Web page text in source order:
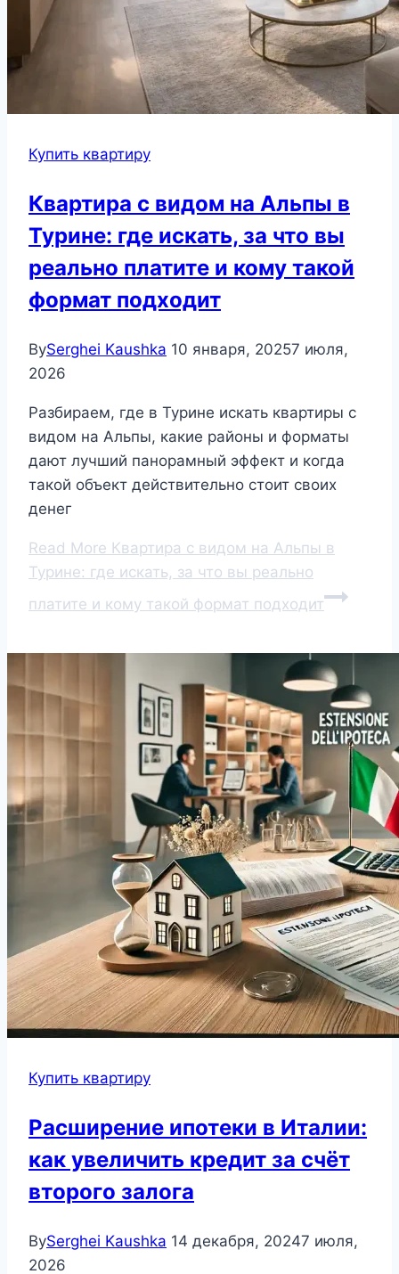
Купить квартиру
Квартира с видом на Альпы в
Турине: где искать, за что вы
реально платите и кому такой
формат подходит
BySerghei Kaushka 10 января, 20257 июля,
2026
Разбираем, где в Турине искать квартиры с
видом на Альпы, какие районы и форматы
дают лучший панорамный эффект и когда
такой объект действительно стоит своих
денег
Read More Квартира с видом на Альпы в
Турине: где искать, за что вы реально
платите и кому такой формат подходит
Купить квартиру
Расширение ипотеки в Италии:
как увеличить кредит за счёт
второго залога
BySerghei Kaushka 14 декабря, 20247 июля,
2026